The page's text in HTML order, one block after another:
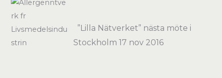
”Lilla Nätverket” nästa möte i
Stockholm 17 nov 2016